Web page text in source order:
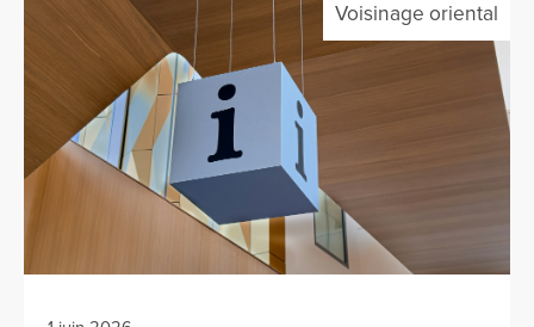
Voisinage oriental